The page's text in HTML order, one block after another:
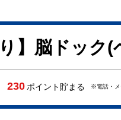
】脳ドック
230 ポイント貯まる ※電話・メ